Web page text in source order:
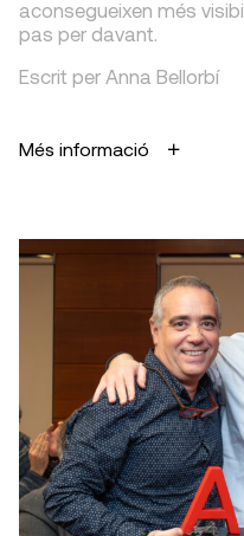
aconsegueixen més
pas per davant.
Escrit per Anna Bellorbí
Més informació